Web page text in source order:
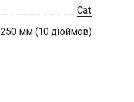
Cat
250 мм (10 дюймов)